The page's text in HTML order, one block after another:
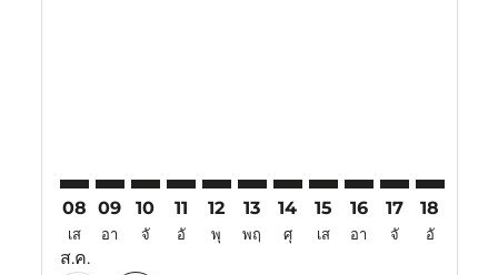
08
เส
ส.ค.
09
อา
10
จั
11
อั
12
พุ
13
พฤ
14
ศุ
15
เส
16
อา
17
จั
18
อั